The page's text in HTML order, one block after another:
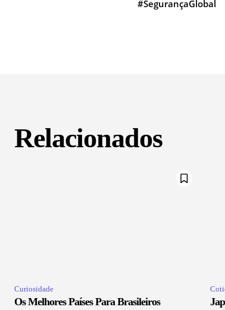
#SegurançaGlobal
Relacionados
Curiosidade
Os Melhores Países Para Brasileiros